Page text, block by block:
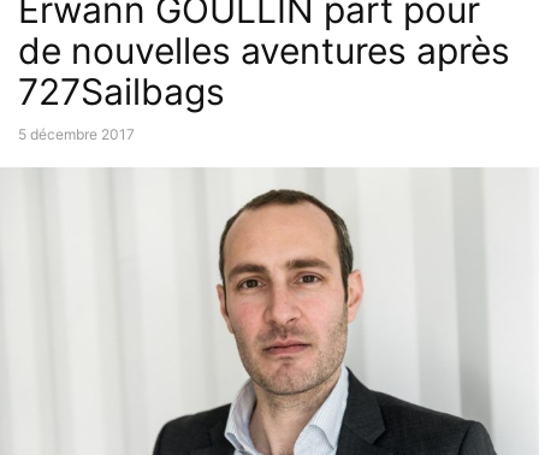
Erwann GOULLIN part pour
de nouvelles aventures après
727Sailbags
5 décembre 2017